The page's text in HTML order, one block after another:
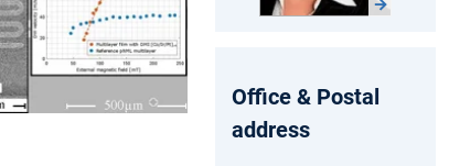
Office & Postal
address